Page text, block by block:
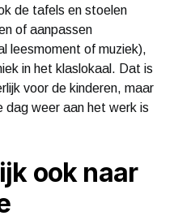
de tafels en stoelen
of aanpassen
leesmoment of muziek),
in het klaslokaal. Dat is
voor de kinderen, maar
dag weer aan het werk is
ook naar